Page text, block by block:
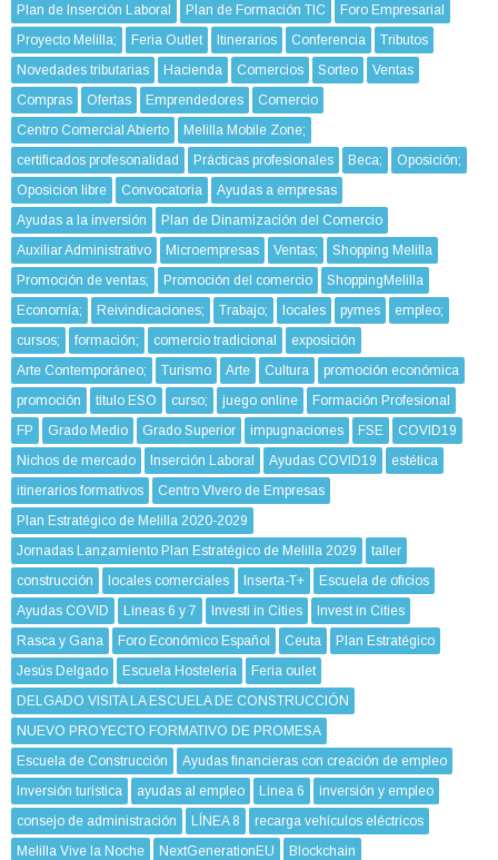
Plan de Inserción Laboral
Plan de Formación TIC
Foro Empresarial
Proyecto Melilla;
Feria Outlet Itinerarios Conferencia
Tributos
Novedades tributarias
Hacienda Comercios Sorteo
Ventas
Compras
Ofertas Emprendedores
Comercio
Centro Comercial Abierto
Melilla Mobile Zone;
certificados profesonalidad
Prácticas profesionales Beca;
Oposición;
Oposicion libre
Convocatoria
Ayudas a empresas
Ayudas a la inversión
Plan de Dinamización del Comercio
Auxiliar Administrativo
Microempresas Ventas;
Shopping Melilla
Promoción de ventas;
Promoción del comercio
ShoppingMelilla
Economía;
Reivindicaciones; Trabajo; locales pymes
empleo;
cursos;
formación; comercio tradicional
exposición
Arte Contemporáneo;
Turismo Arte Cultura
promoción económica
promoción
título ESO curso; juego online
Formación Profesional
FP
Grado Medio Grado Superior impugnaciones FSE
COVID19
Nichos de mercado
Inserción Laboral Ayudas COVID19
estética
itinerarios formativos
Centro VIvero de Empresas
Plan Estratégico de Melilla 2020-2029
Jornadas Lanzamiento Plan Estratégico de Melilla 2029
taller
construcción
locales comerciales Inserta-T+
Escuela de oficios
Ayudas COVID
Líneas 6 y 7 Investi in Cities
Invest in Cities
Rasca y Gana
Foro Económico Español Ceuta
Plan Estratégico
Jesús Delgado
Escuela Hostelería
Feria oulet
DELGADO VISITA LA ESCUELA DE CONSTRUCCIÓN
NUEVO PROYECTO FORMATIVO DE PROMESA
Escuela de Construcción
Ayudas financieras con creación de empleo
Inversión turística
ayudas al empleo Línea 6
inversión y empleo
consejo de administración
LÍNEA 8
recarga vehículos eléctricos
Melilla Vive la Noche
NextGenerationEU
Blockchain